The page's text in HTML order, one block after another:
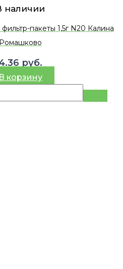
наличии
пакеты 1,5г N20 Калина
Ромашково
руб.
В корзину